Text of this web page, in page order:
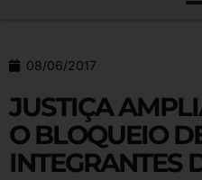
08/06/2017
JUSTIÇA
O BLOQUEIO
INTEGRANTES